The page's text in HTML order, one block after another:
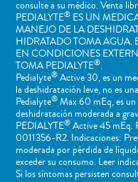
consulte a su médico. Venta
PEDIALYTE®ES UN
MANEJO DE LA
HIDRATADO TOMA AGUA.
EN CONDICIONES
TOMA PEDIALYTE®.
Pedialyte®Active 30, es un
la deshidratación leve, no es
Pedialyte®Max 60 mEq, es un
deshidratación moderada a
PEDIALYTE®Active 45 mEq.
0011356-R2. Indicaciones:
moderada por pérdida de
exceder su consumo. Leer
Si los síntomas persisten